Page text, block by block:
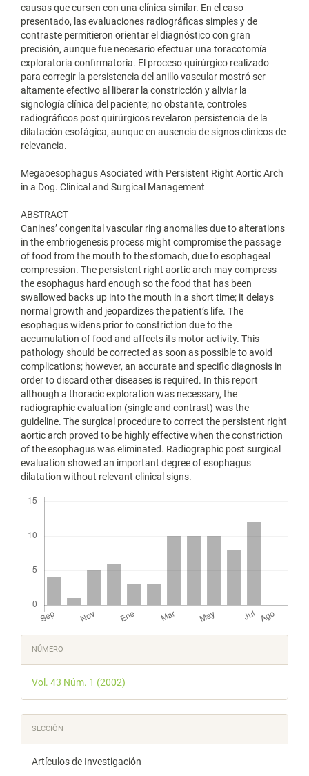
causas que cursen con una clínica similar. En el caso
presentado, las evaluaciones radiográficas simples y de
contraste permitieron orientar el diagnóstico con gran
precisión, aunque fue necesario efectuar una toracotomía
exploratoria confirmatoria. El proceso quirúrgico realizado
para corregir la persistencia del anillo vascular mostró ser
altamente efectivo al liberar la constricción y aliviar la
signología clínica del paciente; no obstante, controles
radiográficos post quirúrgicos revelaron persistencia de la
dilatación esofágica, aunque en ausencia de signos clínicos de
relevancia.
Megaoesophagus Asociated with Persistent Right Aortic Arch
in a Dog. Clinical and Surgical Management
ABSTRACT
Canines’ congenital vascular ring anomalies due to alterations
in the embriogenesis process might compromise the passage
of food from the mouth to the stomach, due to esophageal
compression. The persistent right aortic arch may compress
the esophagus hard enough so the food that has been
swallowed backs up into the mouth in a short time; it delays
normal growth and jeopardizes the patient’s life. The
esophagus widens prior to constriction due to the
accumulation of food and affects its motor activity. This
pathology should be corrected as soon as possible to avoid
complications; however, an accurate and specific diagnosis in
order to discard other diseases is required. In this report
although a thoracic exploration was necessary, the
radiographic evaluation (single and contrast) was the
guideline. The surgical procedure to correct the persistent right
aortic arch proved to be highly effective when the constriction
of the esophagus was eliminated. Radiographic post surgical
evaluation showed an important degree of esophagus
dilatation without relevant clinical signs.
Detalles
del
artículo
NÚMERO
Vol. 43 Núm. 1 (2002)
SECCIÓN
Artículos de Investigación